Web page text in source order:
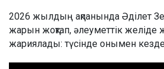
2026 жылдың ақпанында Әділет
жарын жоқтап, әлеуметтік желіде
жариялады: түсінде онымен